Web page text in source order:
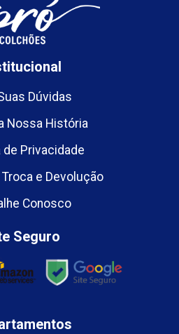
Dúvidas
Nossa História
de Privacidade
e Devolução
Conosco
Seguro